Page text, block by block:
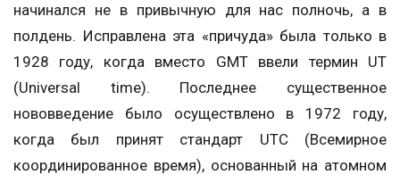
начинался не в привычную для нас полночь, а в
полдень. Исправлена эта «причуда» была только в
1928 году, когда вместо GMT ввели термин UT
(Universal time). Последнее существенное
нововведение было осуществлено в 1972 году,
когда был принят стандарт UTC (Всемирное
координированное время), основанный на атомном